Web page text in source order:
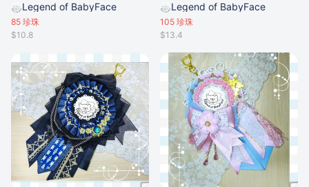
Legend of BabyFace
85 珍珠
$10.8
Legend of BabyFace
105 珍珠
$13.4